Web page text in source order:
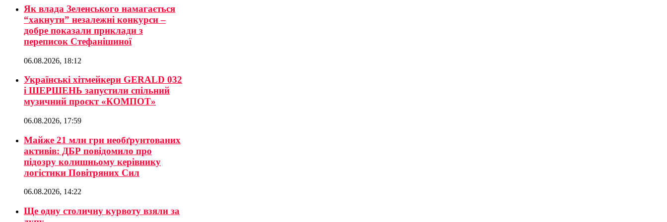
Як влада Зеленського намагається
“хакнути” незалежні конкурси –
добре показали приклади з
переписок Стефанішиної
06.08.2026, 18:12
Українські хітмейкери GERALD 032
і ШЕРШЕНЬ запустили спільний
музичний проєкт «КОМПОТ»
06.08.2026, 17:59
Майже 21 млн грн необґрунтованих
активів: ДБР повідомило про
підозру колишньому керівнику
логістики Повітряних Сил
06.08.2026, 14:22
Ще одну столичну курвоту взяли за